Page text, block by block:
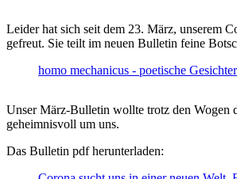
Leider hat sich seit dem 23. März, unserem
gefreut. Sie teilt im neuen Bulletin feine
homo mechanicus - poetische Gesichter
Unser März-Bulletin wollte trotz den Wogen
geheimnisvoll um uns.
Das Bulletin pdf herunterladen: